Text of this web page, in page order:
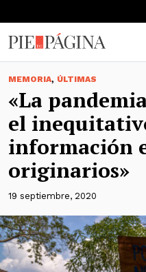
MEMORIA, ÚLTIMAS
«La
el
información
originarios»
19 septiembre, 2020